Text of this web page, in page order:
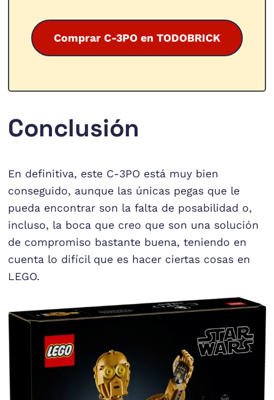
Comprar C-3PO en TODOBRICK
Conclusión
En definitiva, este C-3PO está muy bien
conseguido, aunque las únicas pegas que le
pueda encontrar son la falta de posabilidad o,
incluso, la boca que creo que son una solución
de compromiso bastante buena, teniendo en
cuenta lo difícil que es hacer ciertas cosas en
LEGO.